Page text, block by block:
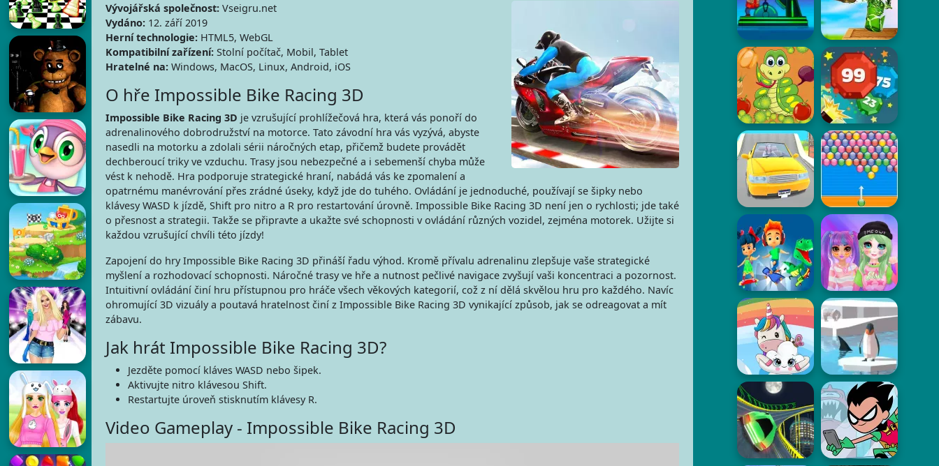
Vývojářská společnost:Vseigru.net
Vydáno:12. září 2019
Herní technologie:HTML5, WebGL
Kompatibilní zařízení:Stolní počítač, Mobil, Tablet
Hratelné na:Windows, MacOS, Linux, Android, iOS
O hře Impossible Bike Racing 3D
Impossible Bike Racing 3D je vzrušující prohlížečová hra, která vás ponoří do
adrenalinového dobrodružství na motorce. Tato závodní hra vás vyzývá, abyste
nasedli na motorku a zdolali sérii náročných etap, přičemž budete provádět
dechberoucí triky ve vzduchu. Trasy jsou nebezpečné a i sebemenší chyba může
vést k nehodě. Hra podporuje strategické hraní, nabádá vás ke zpomalení a
opatrnému manévrování přes zrádné úseky, když jde do tuhého. Ovládání je jednoduché, používají se šipky nebo
klávesy WASD k jízdě, Shift pro nitro a R pro restartování úrovně. Impossible Bike Racing 3D není jen o rychlosti; jde také
o přesnost a strategii. Takže se připravte a ukažte své schopnosti v ovládání různých vozidel, zejména motorek. Užijte si
každou vzrušující chvíli této jízdy!
Zapojení do hry Impossible Bike Racing 3D přináší řadu výhod. Kromě přívalu adrenalinu zlepšuje vaše strategické
myšlení a rozhodovací schopnosti. Náročné trasy ve hře a nutnost pečlivé navigace zvyšují vaši koncentraci a pozornost.
Intuitivní ovládání činí hru přístupnou pro hráče všech věkových kategorií, což z ní dělá skvělou hru pro každého. Navíc
ohromující 3D vizuály a poutavá hratelnost činí z Impossible Bike Racing 3D vynikající způsob, jak se odreagovat a mít
zábavu.
Jak hrát Impossible Bike Racing 3D?
Jezděte pomocí kláves WASD nebo šipek.
Aktivujte nitro klávesou Shift.
Restartujte úroveň stisknutím klávesy R.
Video Gameplay - Impossible Bike Racing 3D